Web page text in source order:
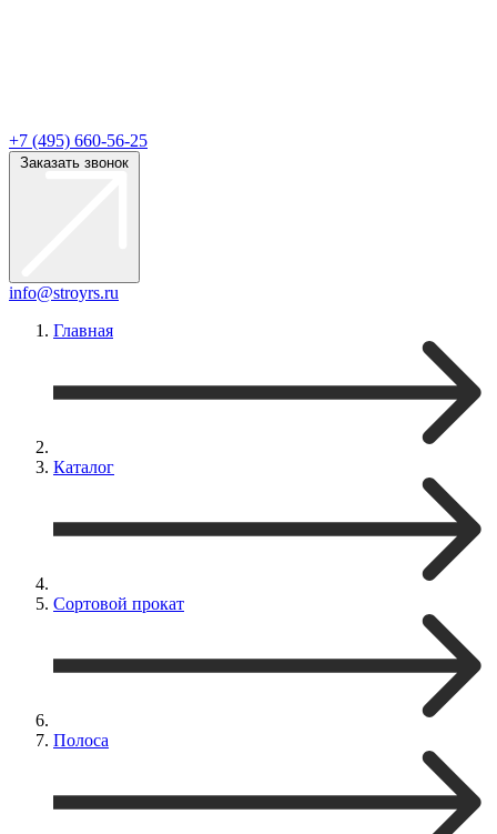
+7 (495) 660-56-25
Заказать звонок
info@stroyrs.ru
Главная
Каталог
Сортовой прокат
Полоса